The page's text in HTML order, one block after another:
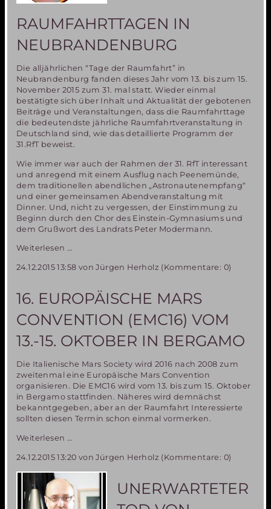
RAUMFAHRTTAGEN IN
NEUBRANDENBURG
Die alljährlichen “Tage der Raumfahrt” in
Neubrandenburg fanden dieses Jahr vom 13. bis zum 15.
November 2015 zum 31. mal statt. Wieder einmal
bestätigte sich über Inhalt und Aktualität der gebotenen
Beiträge und Veranstaltungen, dass die Raumfahrttage
die bedeutendste jährliche Raumfahrtveranstaltung in
Deutschland sind, wie das detaillierte Programm der
31.RfT beweist.
Wie immer war auch der Rahmen der 31. RfT interessant
und anregend mit einem Ausflug nach Peenemünde,
dem traditionellen abendlichen „Astronautenempfang“
und einer gemeinsamen Abendveranstaltung mit
Dinner. Und, nicht zu vergessen, der Einstimmung zu
Beginn durch den Chor des Einstein-Gymnasiums und
dem Grußwort des Landrats Peter Modermann.
Weiterlesen …
den
Raumfahrttagen
in
Neubrandenburg
24.12.2015 13:58 von Jürgen Herholz (Kommentare: 0)
16. EUROPÄISCHE MARS
CONVENTION (EMC16) VOM
13.-15. OKTOBER IN BERGAMO
Die Italienische Mars Society wird 2016 nach 2008 zum
zweitenmal eine Europäische Mars Convention
organisieren. Die EMC16 wird vom 13. bis zum 15. Oktober
in Bergamo stattfinden. Näheres wird demnächst
bekanntgegeben, aber an der Raumfahrt Interessierte
sollten diesen Termin schon einmal vormerken.
Weiterlesen …
Mars
Convention
vom
13.-15.
24.12.2015 13:20 von Jürgen Herholz (Kommentare: 0)
UNERWARTETER